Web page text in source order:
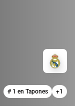
# 1 en Tapones +1